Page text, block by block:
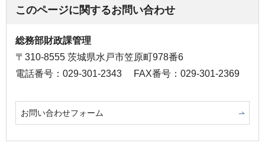
このページに関するお問い合わせ
総務部財政課管理
〒310-8555 茨城県水戸市笠原町978番6
電話番号：029-301-2343
FAX番号：029-301-2369
お問い合わせフォーム